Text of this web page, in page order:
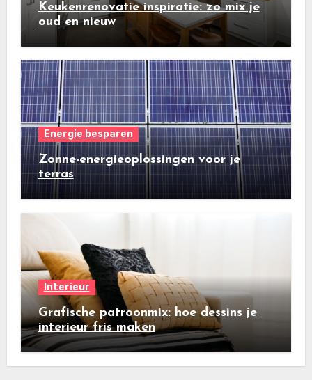
Keukenrenovatie inspiratie: zo mix je
oud en nieuw
Energie besparen
Zonne-energieoplossingen voor je
terras
Interieur
Grafische patroonmix: hoe dessins je
interieur fris maken